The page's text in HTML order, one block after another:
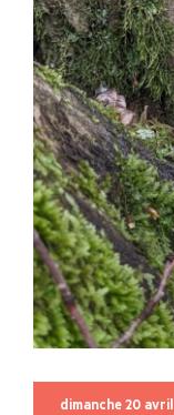
dimanche 20 avril